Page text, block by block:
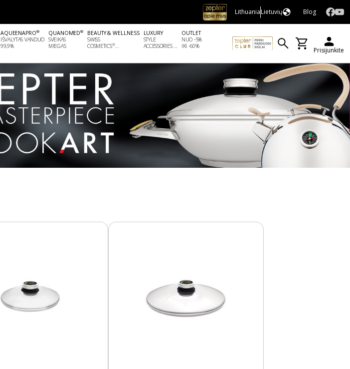
LithuaniaLietuvių Blog
AQUEENAPRO®
IŠVALYTAS VANDUO
99,9%
QUANOMED®
SVEIKAS
MIEGAS
BEAUTY & WELLNESS
SWISS
COSMETICS®...
LUXURY
STYLE
ACCESSORIES ...
OUTLET
NUO -5%
IKI -60%
Prisijunkite